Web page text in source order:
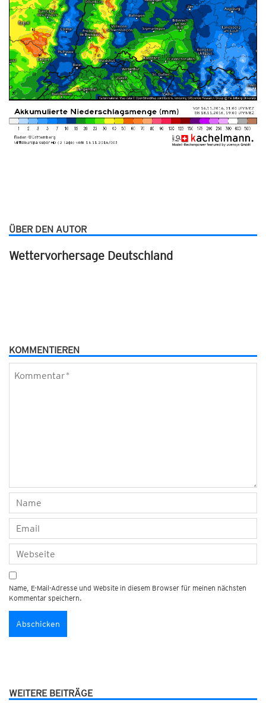
ÜBER DEN AUTOR
Wettervorhersage Deutschland
KOMMENTIEREN
Name, E-Mail-Adresse und Website in diesem Browser für meinen nächsten
Kommentar speichern.
WEITERE BEITRÄGE